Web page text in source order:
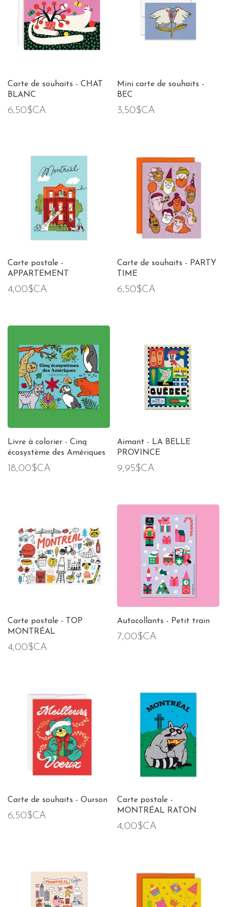
Carte de souhaits - CHAT
BLANC
6,50$CA
Mini carte de souhaits -
BEC
3,50$CA
Carte postale -
APPARTEMENT
4,00$CA
Carte de souhaits - PARTY
TIME
6,50$CA
Livre à colorier - Cinq
écosystème des Amériques
18,00$CA
Aimant - LA BELLE
PROVINCE
9,95$CA
Carte postale - TOP
MONTRÉAL
4,00$CA
Autocollants - Petit train
7,00$CA
Carte de souhaits - Ourson
6,50$CA
Carte postale -
MONTRÉAL RATON
4,00$CA